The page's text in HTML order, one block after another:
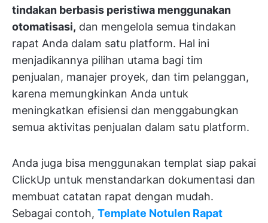
tindakan berbasis peristiwa menggunakan
otomatisasi, dan mengelola semua tindakan
rapat Anda dalam satu platform. Hal ini
menjadikannya pilihan utama bagi tim
penjualan, manajer proyek, dan tim pelanggan,
karena memungkinkan Anda untuk
meningkatkan efisiensi dan menggabungkan
semua aktivitas penjualan dalam satu platform.
Anda juga bisa menggunakan templat siap pakai
ClickUp untuk menstandarkan dokumentasi dan
membuat catatan rapat dengan mudah.
Sebagai contoh, Template Notulen Rapat